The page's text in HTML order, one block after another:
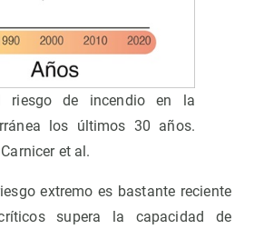
riesgo de incendio en la
los últimos 30 años.
et al.
extremo es bastante reciente
supera la capacidad de